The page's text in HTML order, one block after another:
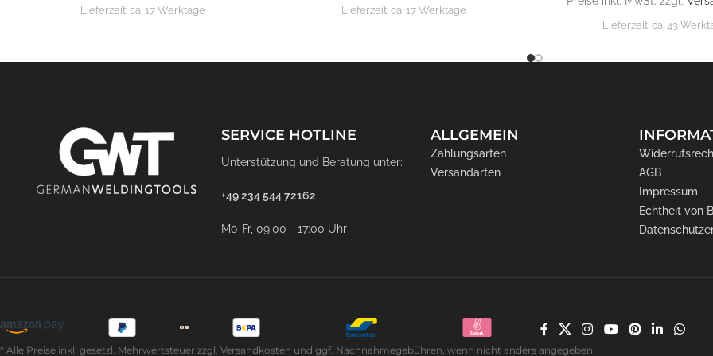
Lieferzeit: ca. 17 Werktage Lieferzeit:ca. 17 Werktage
Lieferzeit:ca. 43
SERVICE HOTLINE
Unterstützung und Beratung unter:
+49 234 544 72162
Mo-Fr, 09:00 - 17:00 Uhr
ALLGEMEIN
Zahlungsarten
Versandarten
AGB
Impressum
Echtheit von
* Alle Preise inkl. gesetzl. Mehrwertsteuer zzgl. Versandkosten und ggf. Nachnahmegebühren, wenn nicht anders angegeben.